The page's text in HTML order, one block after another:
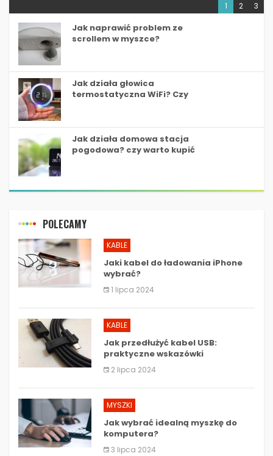
1 2 3
Jak naprawić problem ze
scrollem w myszce?
Jak działa głowica
termostatyczna WiFi? Czy
Jak działa domowa stacja
pogodowa? czy warto kupić
POLECAMY
KABLE
Jaki kabel do ładowania iPhone
wybrać?
1 lipca 2024
KABLE
Jak przedłużyć kabel USB:
praktyczne wskazówki
2 lipca 2024
MYSZKI
Jak wybrać idealną myszkę do
komputera?
3 lipca 2024